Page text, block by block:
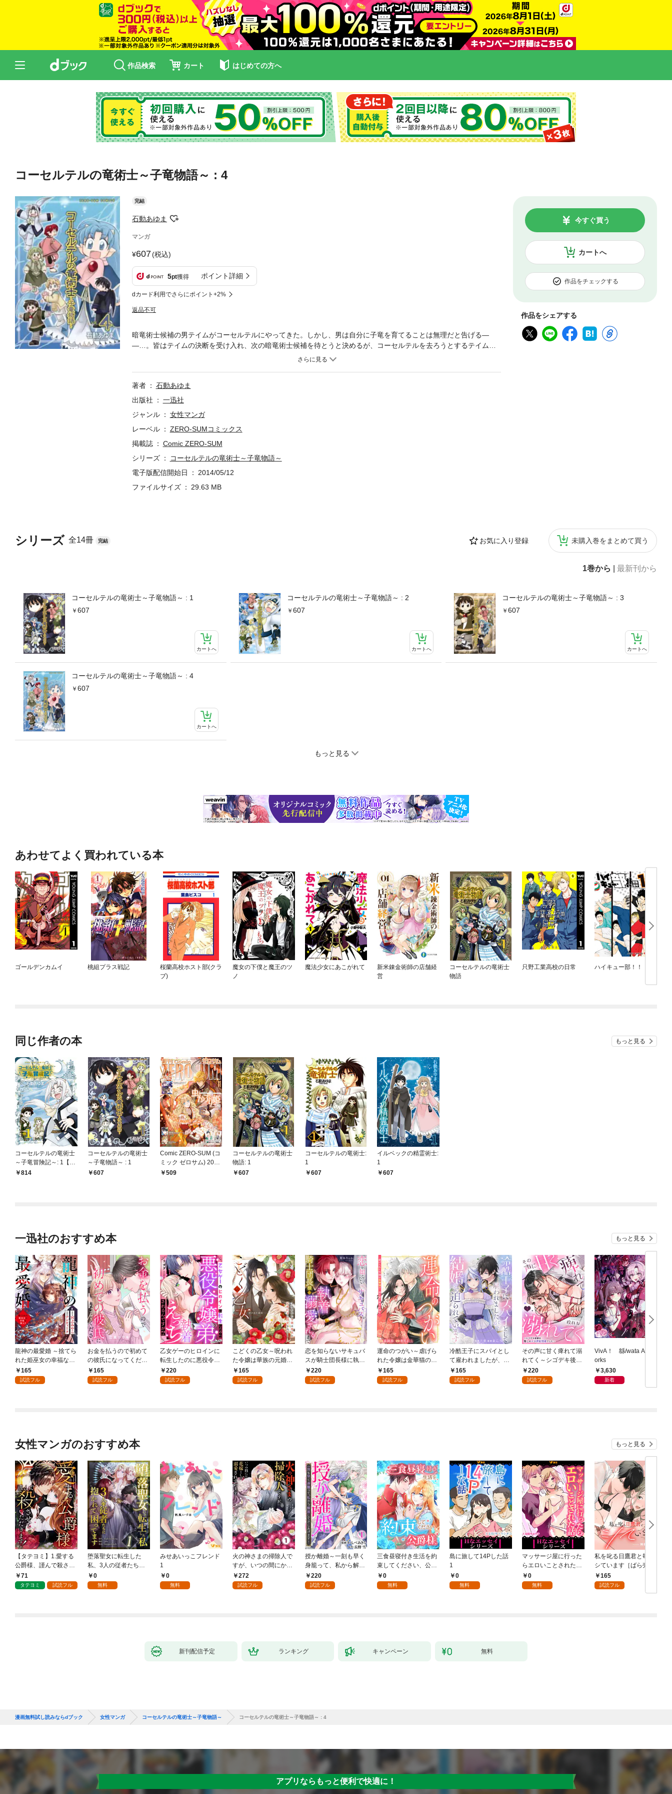
作品検索 カート はじめての方へ
コーセルテルの竜術士～子竜物語～ : 4
完結
石動あゆま
マンガ
607(税込)
5pt獲得 ポイント詳細
dカード利用でさらにポイント+2%
返品不可
カートへ
今すぐ買う
作品をチェックする
作品をシェアする
シリーズ 全14冊 完結 お気に入り登録 未購入巻をまとめて買う
1巻から 最新刊から
コーセルテルの竜術士～子竜物語～ : 1
607
カートへ
コーセルテルの竜術士～子竜物語～ : 2
607
カートへ
コーセルテルの竜術士～子竜物語～ : 3
607
カートへ
コーセルテルの竜術士～子竜物語～ : 4
607
カートへ
もっと見る
暗竜術士候補の男テイムがコーセルテルにやってきた。しかし、男は自分に子竜を育てることは無理だと告げる―
―…。皆はテイムの決断を受け入れ、次の暗竜術士候補を待とうと決めるが、コーセルテルを去ろうとするテイムの
著者
石動あゆま
出版社
一迅社
ジャンル
女性マンガ
レーベル
ZERO-SUMコミックス
掲載誌
Comic ZERO-SUM
シリーズ
コーセルテルの竜術士～子竜物語～
電子版配信開始日
2014/05/12
ファイルサイズ
29.63 MB
あわせてよく買われている本
ゴールデンカムイ 桃組プラス戦記
桜蘭高校ホスト部(クラ
ブ)
魔女の下僕と魔王のツ
ノ
魔法少女にあこがれて
新米錬金術師の店舗経
営
コーセルテルの竜術士
物語
只野工業高校の日常 ハイキュー部！！
同じ作者の本 もっと見る
コーセルテルの竜術士
～子竜冒険記～: 1【イ
ラスト特典付】
814
コーセルテルの竜術士
～子竜物語～ : 1
607
Comic ZERO-SUM (コ
ミック ゼロサム) 2020
年11月号[雑誌]
509
コーセルテルの竜術士
物語: 1
607
コーセルテルの竜術士:
1
607
イルベックの精霊術士:
1
607
一迅社のおすすめ本 もっと見る
龍神の最愛婚 ～捨てら
れた姫巫女の幸福な嫁
入り～: 1
165
試読フル
お金を払うので初めて
の彼氏になってくださ
い: 1
165
試読フル
乙女ゲーのヒロインに
転生したのに悪役令嬢
の弟（攻略対象外）に
執着えっちされるんで
220
試読フル
こどくの乙女～呪われ
た令嬢は華族の元婚約
者に溺愛される～: 1
165
試読フル
恋を知らないサキュバ
スが騎士団長様に執着
溺愛されるまで: 1
220
試読フル
運命のつがい～虐げら
れた令嬢は金華猫の一
途な愛で幸せを掴む～:
1
165
試読フル
冷酷王子にスパイとし
て雇われましたが、結
婚を迫られています: 1
165
試読フル
その声に甘く痺れて溺
れてく～シゴデキ後輩
は推しのメロ声配信者
でした～: 1
220
試読フル
VivA！ 緜/wata Art W
orks
3,630
新着
女性マンガのおすすめ本 もっと見る
【タテヨミ】1.愛する
公爵様、謹んで殺させ
ていただきます！
71
タテヨミ 試読フル
堕落聖女に転生した
私、3人の従者たちに
抱かれて困ってます 第
1話
0
無料
みせあいっこフレンド
1
0
無料
火の神さまの掃除人で
すが、いつの間にか花
嫁として溺愛されてい
ます【単話】（１）
272
試読フル
授か離婚～一刻も早く
身籠って、私から解放
してさしあげます！1
220
試読フル
三食昼寝付き生活を約
束してください、公爵
様 1話
0
無料
島に旅して14Pした話
1
0
無料
マッサージ屋に行った
らエロいことされた話
1 0
無料
私を叱る日鷹君と毎晩
シています［ばら売
り］ 第1話
165
試読フル
新刊配信予定 ランキング キャンペーン 無料
漫画無料試し読みならdブック 女性マンガ コーセルテルの竜術士～子竜物語～ コーセルテルの竜術士～子竜物語～ : 4
アプリならもっと便利で快適に！